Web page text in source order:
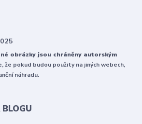
obrázky jsou chráněny autorským
že pokud budou použity na jiných webech,
náhradu.
BLOGU